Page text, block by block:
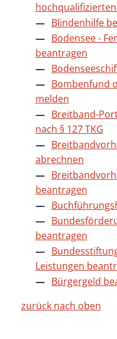
Blindenhilfe
Bodensee -
beantragen
Bombenfund
melden
Breitband-
nach § 127 TKG
abrechnen
beantragen
beantragen
Leistungen
Bürgergeld
zurück nach oben